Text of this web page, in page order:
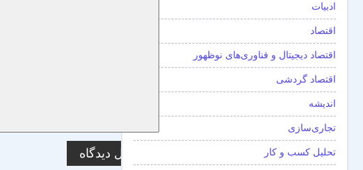
ادبیات
اقتصاد
اقتصاد دیجیتال و فناوری‌های نوظهور
اقتصاد گردشی
اندیشه
تجاری‌سازی
تحلیل کسب و کار